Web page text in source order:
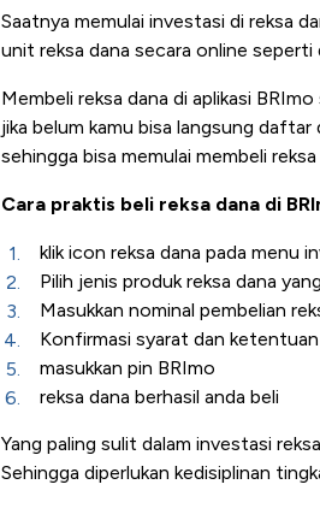
Saatnya memulai investasi di reksa
unit reksa dana secara online seperti
Membeli reksa dana di aplikasi
jika belum kamu bisa langsung
sehingga bisa memulai membeli reksa
Cara praktis beli reksa dana di
klik icon reksa dana pada menu
Pilih jenis produk reksa dana
Masukkan nominal pembelian
Konfirmasi syarat dan
masukkan pin BRImo
reksa dana berhasil anda beli
Yang paling sulit dalam investasi
Sehingga diperlukan kedisiplinan